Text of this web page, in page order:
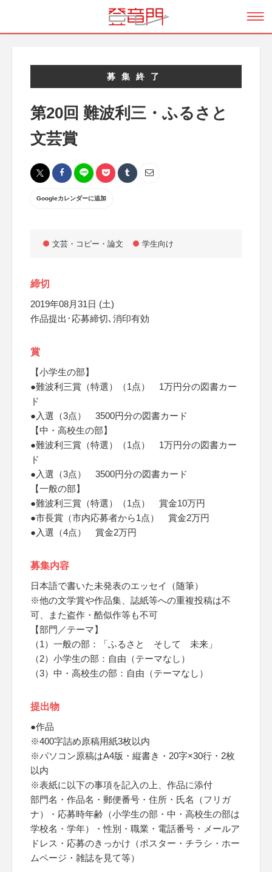
募集終了
第20回 難波利三・ふるさと
文芸賞
Googleカレンダーに追加
文芸・コピー・論文 学生向け
締切
2019年08月31日 (土)
作品提出･応募締切､消印有効
賞
【小学生の部】
●難波利三賞（特選）（1点） 1万円分の図書カー
ド
●入選（3点） 3500円分の図書カード
【中・高校生の部】
●難波利三賞（特選）（1点） 1万円分の図書カー
ド
●入選（3点） 3500円分の図書カード
【一般の部】
●難波利三賞（特選）（1点） 賞金10万円
●市長賞（市内応募者から1点） 賞金2万円
●入選（4点） 賞金2万円
募集内容
日本語で書いた未発表のエッセイ（随筆）
※他の文学賞や作品集、誌紙等への重複投稿は不
可、また盗作・酷似作等も不可
【部門／テーマ】
（1）一般の部：「ふるさと そして 未来」
（2）小学生の部：自由（テーマなし）
（3）中・高校生の部：自由（テーマなし）
提出物
●作品
※400字詰め原稿用紙3枚以内
※パソコン原稿はA4版・縦書き・20字×30行・2枚
以内
※表紙に以下の事項を記入の上、作品に添付
部門名・作品名・郵便番号・住所・氏名（フリガ
ナ）・応募時年齢（小学生の部・中・高校生の部は
学校名・学年）・性別・職業・電話番号・メールア
ドレス・応募のきっかけ（ポスター・チラシ・ホー
ムページ・雑誌を見て等）